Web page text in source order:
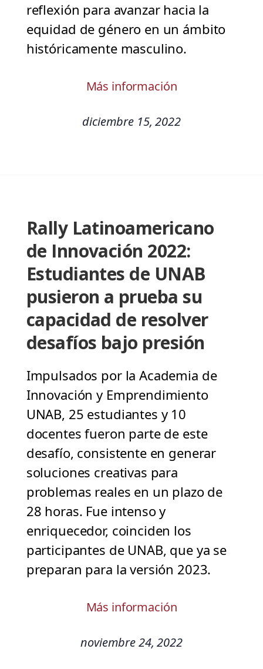
reflexión para avanzar hacia la
equidad de género en un ámbito
históricamente masculino.
Más información
diciembre 15, 2022
Rally Latinoamericano
de Innovación 2022:
Estudiantes de UNAB
pusieron a prueba su
capacidad de resolver
desafíos bajo presión
Impulsados por la Academia de
Innovación y Emprendimiento
UNAB, 25 estudiantes y 10
docentes fueron parte de este
desafío, consistente en generar
soluciones creativas para
problemas reales en un plazo de
28 horas. Fue intenso y
enriquecedor, coinciden los
participantes de UNAB, que ya se
preparan para la versión 2023.
Más información
noviembre 24, 2022